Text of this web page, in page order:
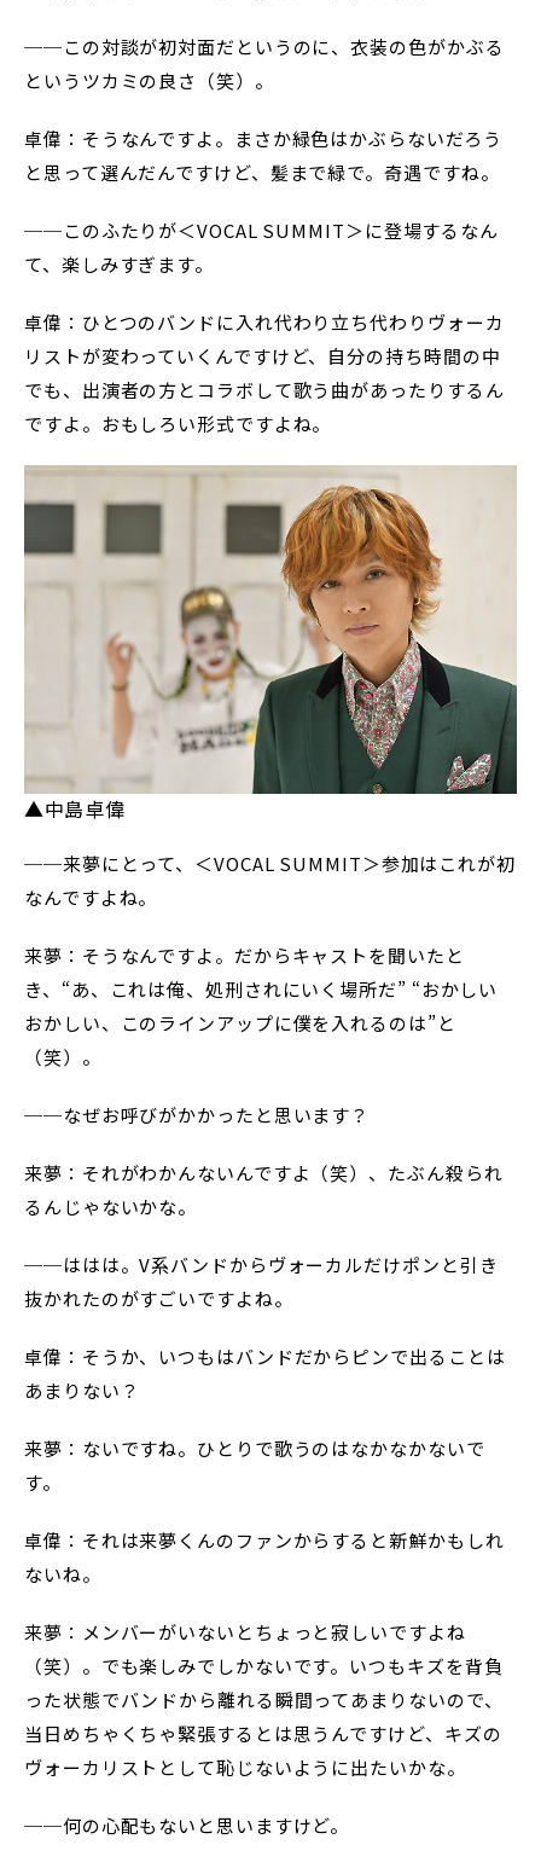
──この対談が初対面だというのに、衣装の色がかぶる
というツカミの良さ（笑）。
卓偉：そうなんですよ。まさか緑色はかぶらないだろう
と思って選んだんですけど、髪まで緑で。奇遇ですね。
──このふたりが＜VOCAL SUMMIT＞に登場するなん
て、楽しみすぎます。
卓偉：ひとつのバンドに入れ代わり立ち代わりヴォーカ
リストが変わっていくんですけど、自分の持ち時間の中
でも、出演者の方とコラボして歌う曲があったりするん
ですよ。おもしろい形式ですよね。
▲中島卓偉
──来夢にとって、＜VOCAL SUMMIT＞参加はこれが初
なんですよね。
来夢：そうなんですよ。だからキャストを聞いたと
き、“あ、これは俺、処刑されにいく場所だ” “おかしい
おかしい、このラインアップに僕を入れるのは”と
（笑）。
──なぜお呼びがかかったと思います？
来夢：それがわかんないんですよ（笑）、たぶん殺られ
るんじゃないかな。
──ははは。V系バンドからヴォーカルだけポンと引き
抜かれたのがすごいですよね。
卓偉：そうか、いつもはバンドだからピンで出ることは
あまりない？
来夢：ないですね。ひとりで歌うのはなかなかないで
す。
卓偉：それは来夢くんのファンからすると新鮮かもしれ
ないね。
来夢：メンバーがいないとちょっと寂しいですよね
（笑）。でも楽しみでしかないです。いつもキズを背負
った状態でバンドから離れる瞬間ってあまりないので、
当日めちゃくちゃ緊張するとは思うんですけど、キズの
ヴォーカリストとして恥じないように出たいかな。
──何の心配もないと思いますけど。